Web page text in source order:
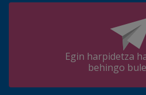
Egin harpidetza
behingo